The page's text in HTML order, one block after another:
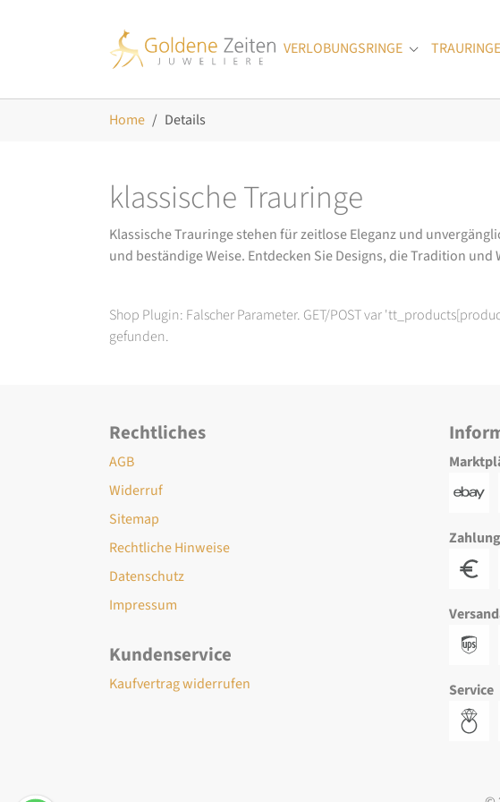
VERLOBUNGSRINGE
Submenu for
TRAURINGE
Home Details
klassische Trauringe
Klassische Trauringe stehen für zeitlose Eleganz und
und beständige Weise. Entdecken Sie Designs, die Tradition
Shop Plugin: Falscher Parameter. GET/POST var
gefunden.
Rechtliches
AGB
Widerruf
Sitemap
Rechtliche Hinweise
Datenschutz
Impressum
Kundenservice
Kaufvertrag widerrufen Service